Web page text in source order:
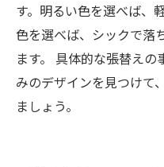
す。明るい色を選べば、
色を選べば、シックで落
ます。 具体的な張替え
みのデザインを見つけて
ましょう。